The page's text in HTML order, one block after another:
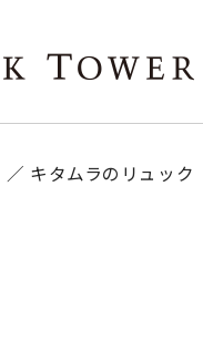
キタムラのリュック